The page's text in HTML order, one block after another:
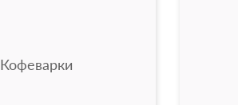
Кофеварки